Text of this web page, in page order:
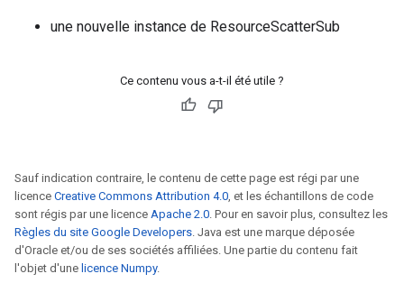
une nouvelle instance de ResourceScatterSub
Ce contenu vous a-t-il été utile ?
Sauf indication contraire, le contenu de cette page est régi par une
licence Creative Commons Attribution 4.0, et les échantillons de code
sont régis par une licence Apache 2.0. Pour en savoir plus, consultez les
Règles du site Google Developers. Java est une marque déposée
d'Oracle et/ou de ses sociétés affiliées. Une partie du contenu fait
l'objet d'une licence Numpy.